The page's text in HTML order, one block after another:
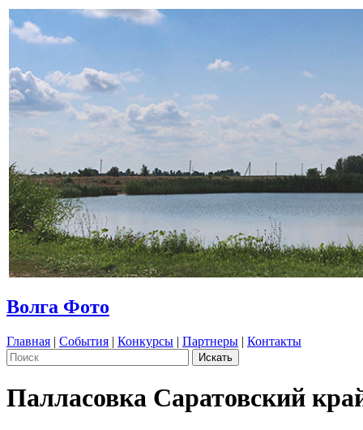
Волга Фото
Главная | События | Конкурсы | Партнеры | Контакты
Палласовка Саратовский